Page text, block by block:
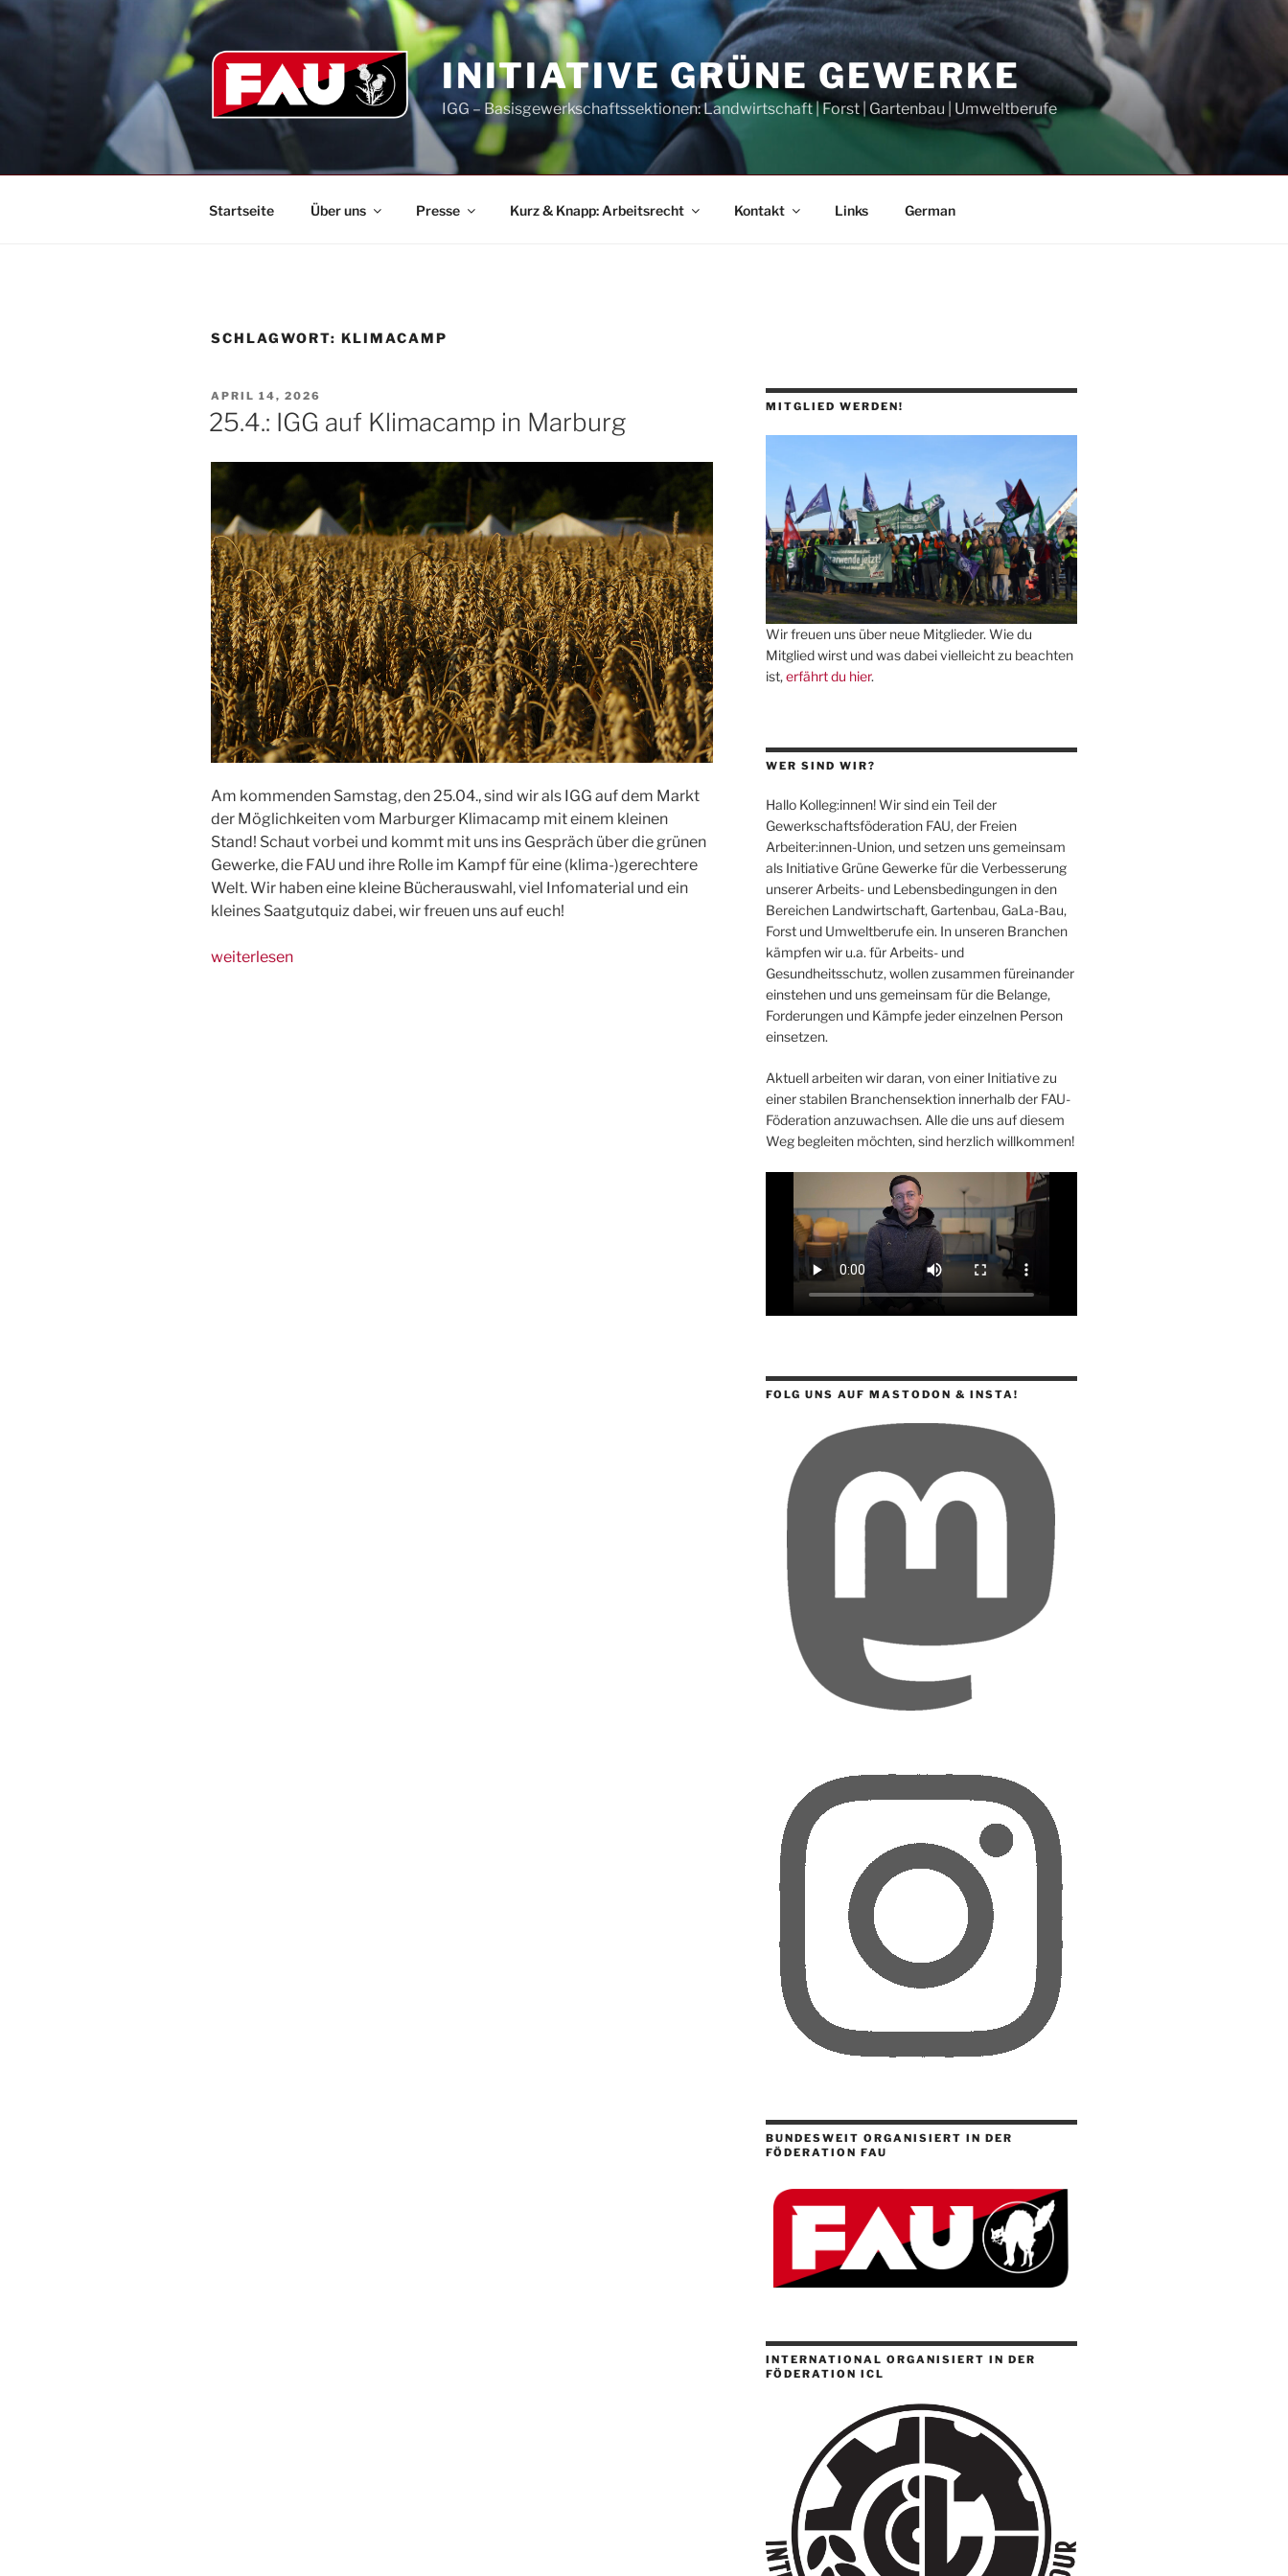
Zum
INITIATIVE GRÜNE GEWERKE
IGG – Basisgewerkschaftssektionen: Landwirtschaft | Forst | Gartenbau | Umweltberufe
Startseite Über uns Presse Kurz & Knapp: Arbeitsrecht Kontakt Links German
SCHLAGWORT: KLIMACAMP
VERÖFFENTLICHT
AM
APRIL 14, 2026
25.4.: IGG auf Klimacamp in Marburg
Am kommenden Samstag, den 25.04., sind wir als IGG auf dem Markt
der Möglichkeiten vom Marburger Klimacamp mit einem kleinen
Stand! Schaut vorbei und kommt mit uns ins Gespräch über die grünen
Gewerke, die FAU und ihre Rolle im Kampf für eine (klima-)gerechtere
Welt. Wir haben eine kleine Bücherauswahl, viel Infomaterial und ein
kleines Saatgutquiz dabei, wir freuen uns auf euch!
„25.4.:
weiterlesen
MITGLIED WERDEN!
Wir freuen uns über neue Mitglieder. Wie du
Mitglied wirst und was dabei vielleicht zu beachten
ist,erfährt du hier.
WER SIND WIR?
Hallo Kolleg:innen! Wir sind ein Teil der
Gewerkschaftsföderation FAU, der Freien
Arbeiter:innen-Union, und setzen uns gemeinsam
als Initiative Grüne Gewerke für die Verbesserung
unserer Arbeits- und Lebensbedingungen in den
Bereichen Landwirtschaft, Gartenbau, GaLa-Bau,
Forst und Umweltberufe ein. In unseren Branchen
kämpfen wir u.a. für Arbeits- und
Gesundheitsschutz, wollen zusammen füreinander
einstehen und uns gemeinsam für die Belange,
Forderungen und Kämpfe jeder einzelnen Person
einsetzen.
Aktuell arbeiten wir daran, von einer Initiative zu
einer stabilen Branchensektion innerhalb der FAU-
Föderation anzuwachsen. Alle die uns auf diesem
Weg begleiten möchten, sind herzlich willkommen!
FOLG UNS AUF MASTODON & INSTA!
BUNDESWEIT ORGANISIERT IN DER
FÖDERATION FAU
INTERNATIONAL ORGANISIERT IN DER
FÖDERATION ICL